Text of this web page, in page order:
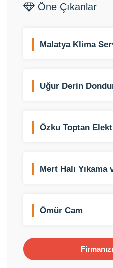
Öne Çıkanlar
Malatya Klima
Uğur Derin
Özku Toptan
Mert Halı Yıkama
Ömür Cam